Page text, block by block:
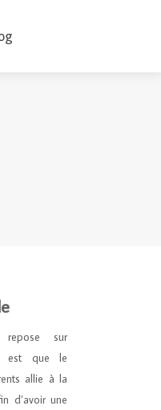
repose sur
est que le
allie à la
d’avoir une